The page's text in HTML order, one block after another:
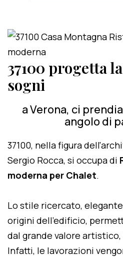
37100 progetta
sogni
a Verona, ci
angolo di
37100, nella figura
Sergio Rocca, si occupa di
moderna per Chalet.
Lo stile ricercato,
origini dell'edificio,
dal grande valore
Infatti, le lavorazioni